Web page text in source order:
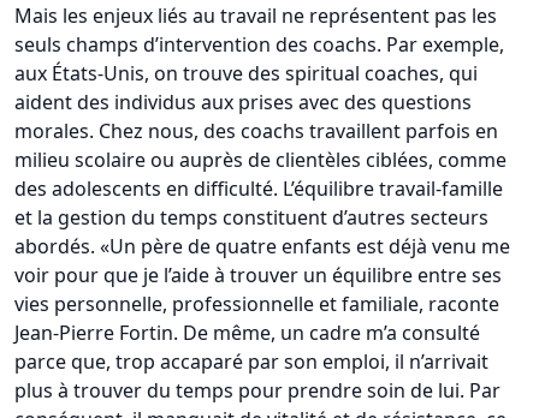
Mais les enjeux liés au travail ne représentent pas les
seuls champs d’intervention des coachs. Par exemple,
aux États-Unis, on trouve des spiritual coaches, qui
aident des individus aux prises avec des questions
morales. Chez nous, des coachs travaillent parfois en
milieu scolaire ou auprès de clientèles ciblées, comme
des adolescents en difficulté. L’équilibre travail-famille
et la gestion du temps constituent d’autres secteurs
abordés. «Un père de quatre enfants est déjà venu me
voir pour que je l’aide à trouver un équilibre entre ses
vies personnelle, professionnelle et familiale, raconte
Jean-Pierre Fortin. De même, un cadre m’a consulté
parce que, trop accaparé par son emploi, il n’arrivait
plus à trouver du temps pour prendre soin de lui. Par